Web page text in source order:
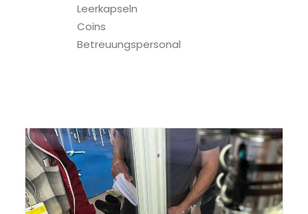
Leerkapseln
Coins
Betreuungspersonal